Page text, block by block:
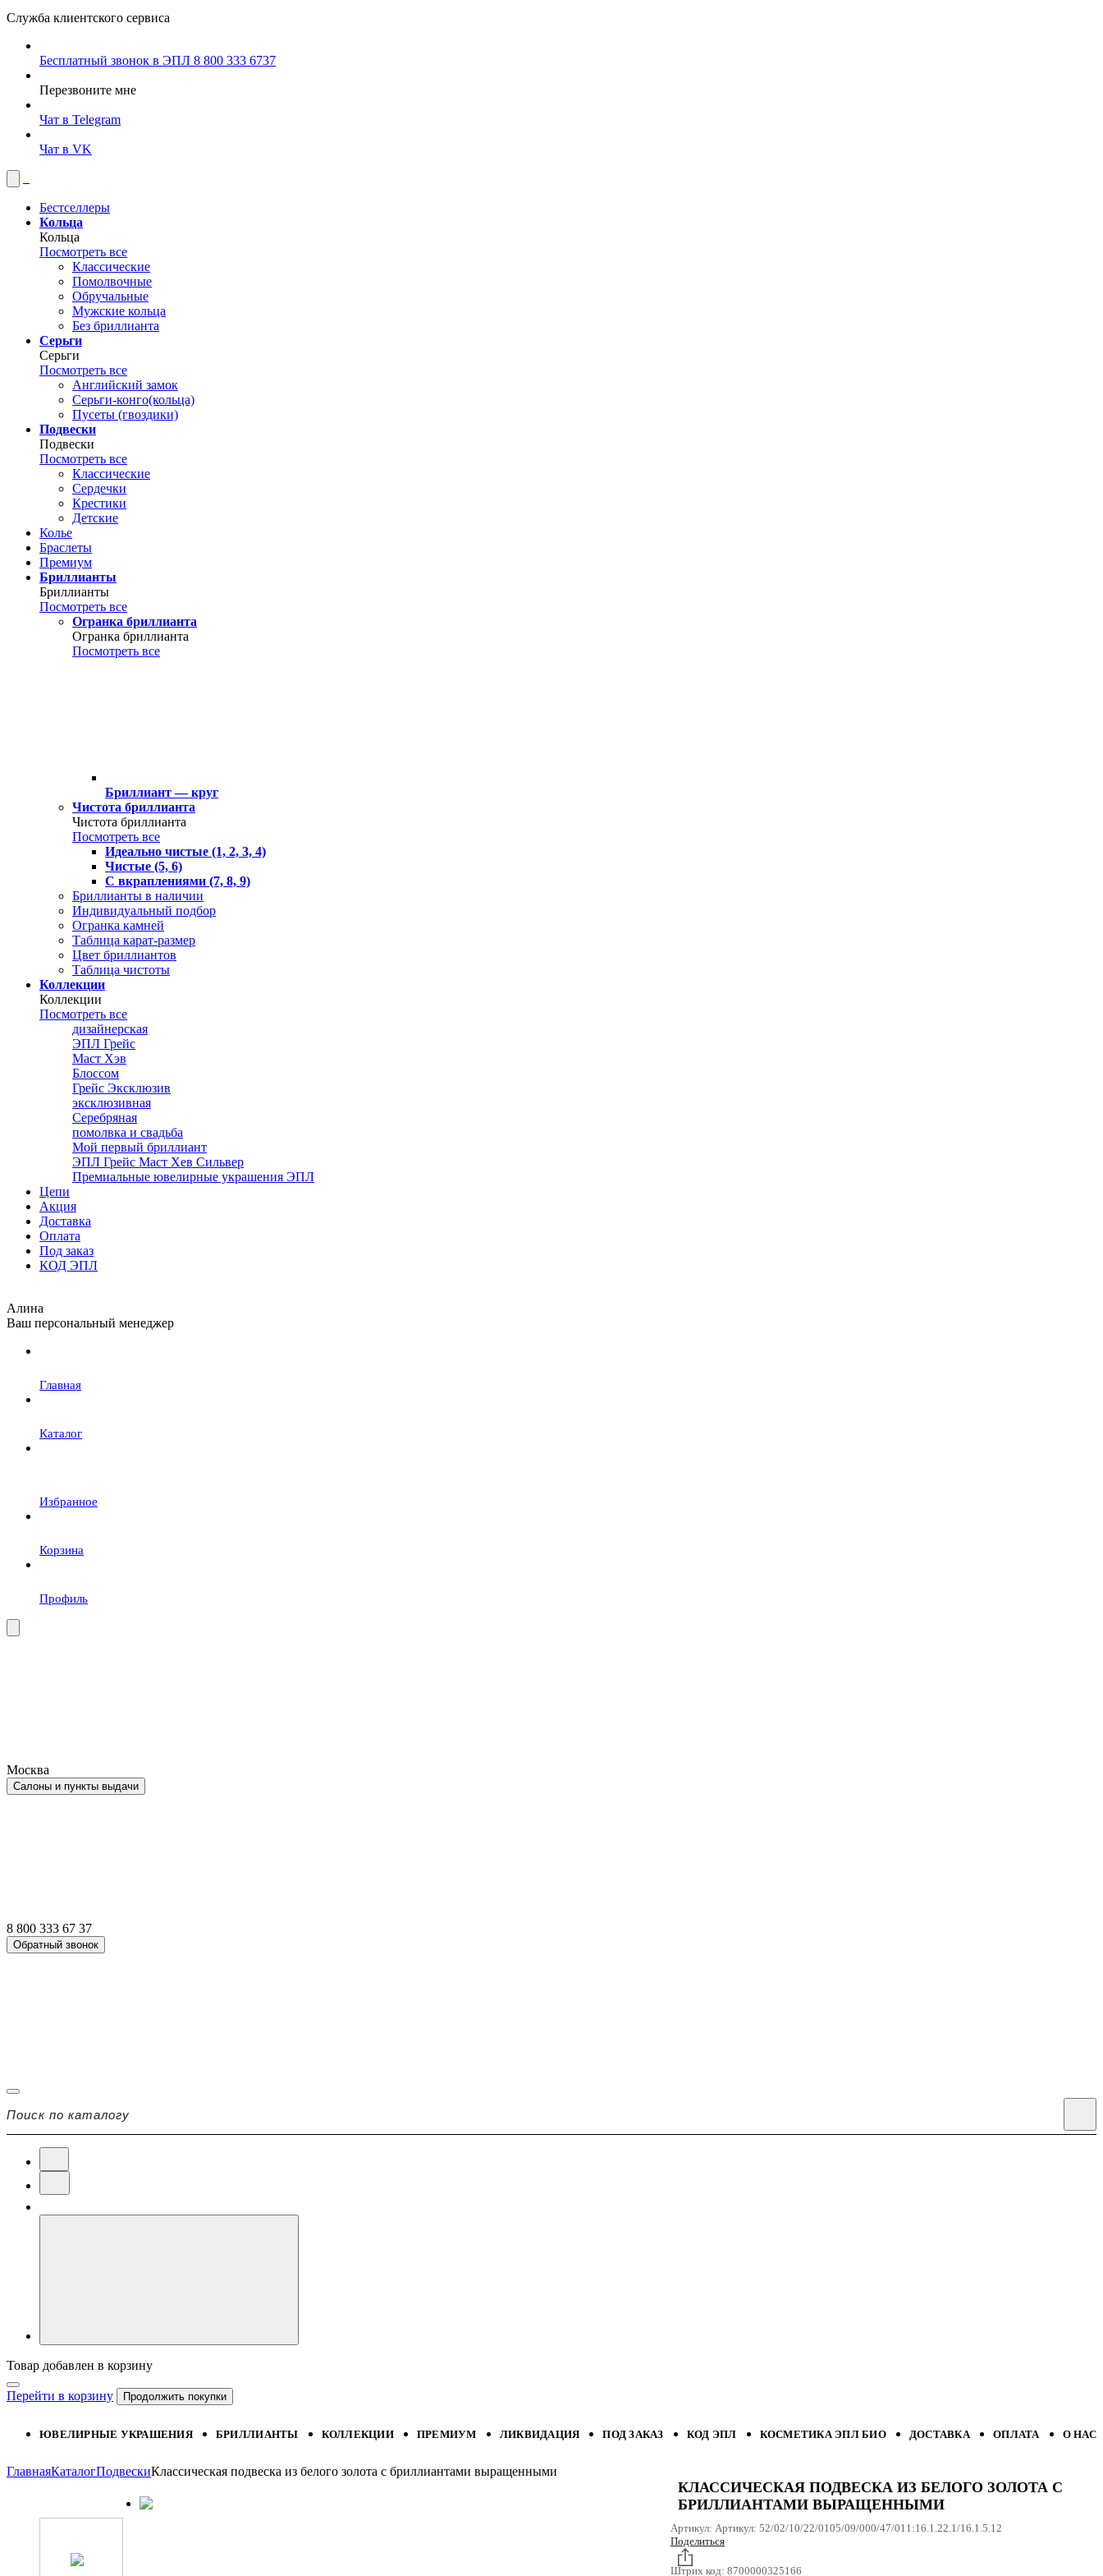
Служба клиентского сервиса
Бесплатный звонок в ЭПЛ 8 800 333 6737
Перезвоните мне
Чат в Telegram
Чат в VK
Бестселлеры
Кольца
Кольца
Посмотреть все
Классические
Помолвочные
Обручальные
Мужские кольца
Без бриллианта
Серьги
Серьги
Посмотреть все
Английский замок
Серьги-конго(кольца)
Пусеты (гвоздики)
Подвески
Подвески
Посмотреть все
Классические
Сердечки
Крестики
Детские
Колье
Браслеты
Премиум
Бриллианты
Бриллианты
Посмотреть все
Огранка бриллианта
Огранка бриллианта
Посмотреть все
Бриллиант — круг
Чистота бриллианта
Чистота бриллианта
Посмотреть все
Идеально чистые (1, 2, 3, 4)
Чистые (5, 6)
С вкраплениями (7, 8, 9)
Бриллианты в наличии
Индивидуальный подбор
Огранка камней
Таблица карат-размер
Цвет бриллиантов
Таблица чистоты
Коллекции
Коллекции
Посмотреть все
дизайнерская
ЭПЛ Грейс
Маст Хэв
Блоссом
Грейс Эксклюзив
эксклюзивная
Серебряная
помолвка и свадьба
Мой первый бриллиант
ЭПЛ Грейс Маст Хев Сильвер
Премиальные ювелирные украшения ЭПЛ
Цепи
Акция
Доставка
Оплата
Под заказ
КОД ЭПЛ
Алина
Ваш персональный менеджер
Главная
Каталог
Избранное
Корзина
Профиль
Москва
Салоны и пункты выдачи
8 800 333 67 37
Обратный звонок
Товар добавлен в корзину
Перейти в корзину Продолжить покупки
ЮВЕЛИРНЫЕ УКРАШЕНИЯ БРИЛЛИАНТЫ КОЛЛЕКЦИИ ПРЕМИУМ ЛИКВИДАЦИЯ ПОД ЗАКАЗ КОД ЭПЛ КОСМЕТИКА ЭПЛ БИО ДОСТАВКА ОПЛАТА О НАС
ГлавнаяКаталогПодвескиКлассическая подвеска из белого золота с бриллиантами выращенными
КЛАССИЧЕСКАЯ ПОДВЕСКА ИЗ БЕЛОГО ЗОЛОТА С
БРИЛЛИАНТАМИ ВЫРАЩЕННЫМИ
Артикул: Артикул: 52/02/10/22/0105/09/000/47/011:16.1.22.1/16.1.5.12
Поделиться
Штрих код: 8700000325166